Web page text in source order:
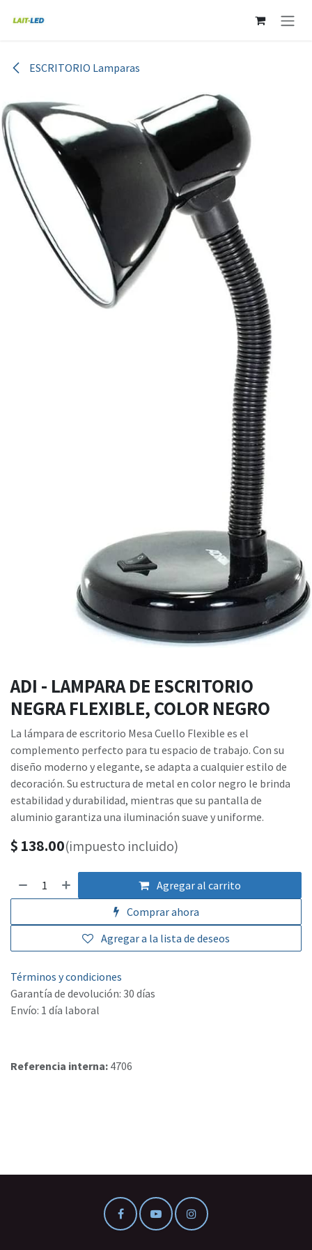
ESCRITORIO Lamparas
ADI - LAMPARA DE ESCRITORIO
NEGRA FLEXIBLE, COLOR NEGRO
La lámpara de escritorio Mesa Cuello Flexible es el
complemento perfecto para tu espacio de trabajo. Con su
diseño moderno y elegante, se adapta a cualquier estilo de
decoración. Su estructura de metal en color negro le brinda
estabilidad y durabilidad, mientras que su pantalla de
aluminio garantiza una iluminación suave y uniforme.
$ 138.00(impuesto incluido)
Agregar al carrito
Comprar ahora
Agregar a la lista de deseos
Términos y condiciones
Garantía de devolución: 30 días
Envío: 1 día laboral
Referencia interna: 4706